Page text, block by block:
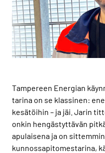
Tampereen Energian
tarina on se klassinen:
kesätöihin – ja jäi. Jarin
onkin hengästyttävän
apulaisena ja on
kunnossapitomestarina,